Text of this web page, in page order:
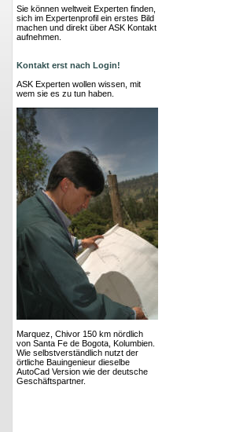
Sie können weltweit Experten finden,
sich im Expertenprofil ein erstes Bild
machen und direkt über ASK Kontakt
aufnehmen.
Kontakt erst nach Login!
ASK Experten wollen wissen, mit
wem sie es zu tun haben.
Marquez, Chivor 150 km nördlich
von Santa Fe de Bogota, Kolumbien.
Wie selbstverständlich nutzt der
örtliche Bauingenieur dieselbe
AutoCad Version wie der deutsche
Geschäftspartner.